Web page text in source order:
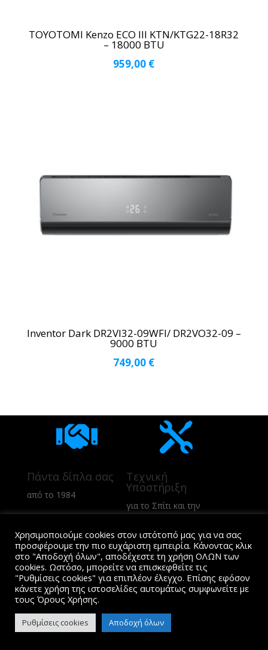
TOYOTOMI Kenzo ECO III KTN/KTG22-18R32
– 18000 BTU
959,00 €
Inventor Dark DR2VI32-09WFI/ DR2VO32-09 –
9000 BTU
749,00 €

Πάντα δίπλα σας
από το 1984

Τεχνική
Υποστήριξη
για το Σπίτι και την
k
Ολοκληρωμένες
λύσεις
για πλήρη κάλυψη

μαζί μας
για περισσότερες
Χρησιμοποιούμε cookies στον ιστότοπό μας για να σας
προσφέρουμε την πιο ευχάριστη εμπειρία. Κάνοντας κλικ
στο "Αποδοχή όλων", αποδέχεστε τη χρήση ΟΛΩΝ των
cookies. Ωστόσο, μπορείτε να επισκεφθείτε τις
"Ρυθμίσεις cookies" για επιπλέον έλεγχο. Επίσης εφόσον
κάνετε χρήση της ιστοσελίδες αυτομάτως συμφωνείτε με
τους Όρους Χρήσης.
Ρυθμίσεις cookies Αποδοχή όλων